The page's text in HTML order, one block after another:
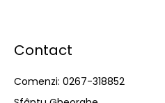
Contact
Comenzi: 0267-318852